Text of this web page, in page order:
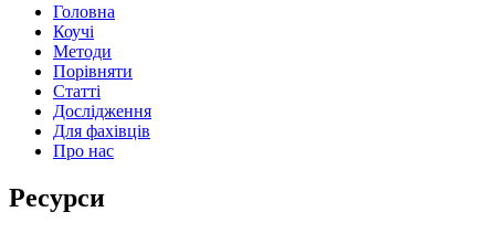
Головна
Коучі
Методи
Порівняти
Статті
Дослідження
Для фахівців
Про нас
Ресурси